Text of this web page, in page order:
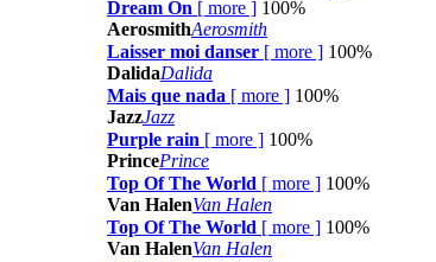
Dream On [ more ] 100%
AerosmithAerosmith
Laisser moi danser [ more ] 100%
DalidaDalida
Mais que nada [ more ] 100%
JazzJazz
Purple rain [ more ] 100%
PrincePrince
Top Of The World [ more ] 100%
Van HalenVan Halen
Top Of The World [ more ] 100%
Van HalenVan Halen